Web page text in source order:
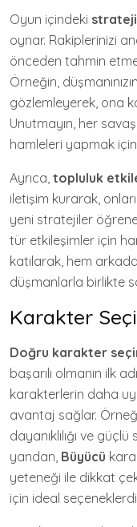
Oyun içindeki
oynar. Rakiplerinizi
önceden tahmin
Örneğin,
gözlemleyerek, ona
Unutmayın, her
hamleleri yapmak için
Ayrıca, topluluk
iletişim kurarak,
yeni stratejiler
tür etkileşimler için
katılarak, hem
düşmanlarla birlikte
Karakter
Doğru karakter
başarılı olmanın ilk
karakterlerin daha
avantaj sağlar.
dayanıklılığı ve
yandan, Büyücü
yeteneği ile dikkat
için ideal